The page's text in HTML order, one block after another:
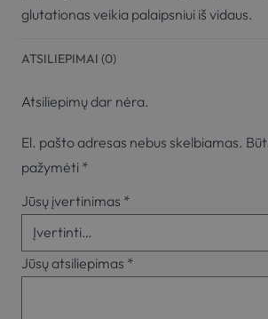
glutationas veikia palaipsniui iš vidaus.
ATSILIEPIMAI (0)
Atsiliepimų dar nėra.
El. pašto adresas nebus skelbiamas.
pažymėti*
Jūsų įvertinimas *
Jūsų atsiliepimas *